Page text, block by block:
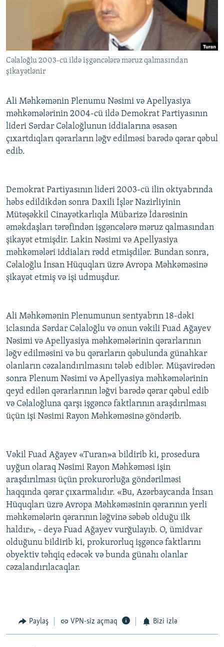
AZƏRBAYCAN ƏDƏBIYYATI KITABXANASI
İSLAM VƏ DEMOKRATIYA
İZ - MƏDƏNIYYƏT PROQRAMI
PEŞƏ ETIKASI VƏ JURNALISTIKA STANDARTLARIMIZ
MATERIALLARIMIZDAN ISTIFADƏ
AZADLIQRADIOSU MOBIL TELEFONUNUZDA
XƏBƏR BÜLLETENLƏRIMIZ
RFE/RL-in bütün saytları
Cəlaloğlu 2003-cü ildə işgəncələrə məruz qalmasından
şikayətlənir
Ali Məhkəmənin Plenumu Nəsimi və Apellyasiya
məhkəmələrinin 2004-cü ildə Demokrat Partiyasının
lideri Sərdar Cəlaloğlunun iddialarına əsasən
çıxartdıqları qərarların ləğv edilməsi barədə qərar qəbul
edib.
Demokrat Partiyasının lideri 2003-cü ilin oktyabrında
həbs edildikdən sonra Daxili İşlər Nazirliyinin
Mütəşəkkil Cinayətkarlıqla Mübarizə İdarəsinin
əməkdaşları tərəfindən işgəncələrə məruz qalmasından
şikayət etmişdir. Lakin Nəsimi və Apellyasiya
məhkəmələri iddiaları rədd etmişdilər. Bundan sonra,
Cəlaloğlu İnsan Hüquqları üzrə Avropa Məhkəməsinə
şikayət etmiş və işi udmuşdur.
Ali Məhkəmənin Plenumunun sentyabrın 18-dəki
iclasında Sərdar Cəlaloğlu və onun vəkili Fuad Ağayev
Nəsimi və Apellyasiya məhkəmələrinin qərarlarının
ləğv edilməsini və bu qərarların qəbulunda günahkar
olanların cəzalandırılmasını tələb ediblər. Müşavirədən
sonra Plenum Nəsimi və Apellyasiya məhkəmələrinin
qeyd edilən qərarlarının ləğvi barədə qərar qəbul edib
və Cəlaloğluna qarşı işgəncə faktlarının araşdırılması
üçün işi Nəsimi Rayon Məhkəməsinə göndərib.
Vəkil Fuad Ağayev «Turan»a bildirib ki, prosedura
uyğun olaraq Nəsimi Rayon Məhkəməsi işin
araşdırılması üçün prokurorluğa göndərilməsi
haqqında qərar çıxarmalıdır. «Bu, Azərbaycanda İnsan
Hüquqları üzrə Avropa Məhkəməsinin qərarının yerli
məhkəmələrin qərarının ləğvinə səbəb olduğu ilk
haldır», - deyə Fuad Ağayev vurğulayıb. O, ümidvar
olduğunu bildirib ki, prokurorluq işgəncə faktlarını
obyektiv təhqiq edəcək və bunda günahı olanlar
cəzalandırılacaqlar.
Paylaş VPN-siz açmaq Bizi izlə